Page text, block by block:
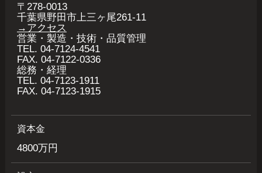
〒278-0013
千葉県野田市上三ヶ尾261-11
→アクセス
営業・製造・技術・品質管理
TEL. 04-7124-4541
FAX. 04-7122-0336
総務・経理
TEL. 04-7123-1911
FAX. 04-7123-1915
資本金
4800万円